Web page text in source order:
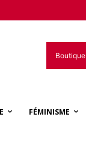
Boutique
FÉMINISME